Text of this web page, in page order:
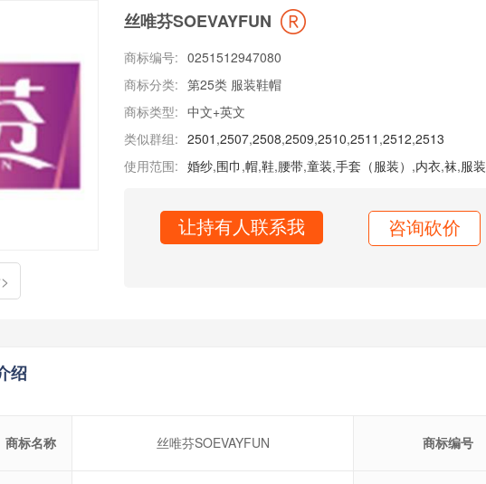
丝唯芬SOEVAYFUN
商标编号: 0251512947080
商标分类: 第25类 服装鞋帽
商标类型: 中文+英文
类似群组: 2501 ,2507,2508,2509,2510,2511 ,2512,2513
使用范围: 婚纱,围巾 ,帽,鞋,腰带,童装,手套（服装） ,内衣,袜,服装
让持有人联系我 咨询砍价
绍
商标名称 丝唯芬SOEVAYFUN 商标编号